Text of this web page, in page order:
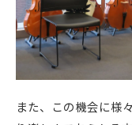
また、この機会に様